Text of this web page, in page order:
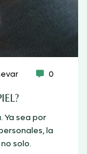
0
Ya sea por
la
solo.